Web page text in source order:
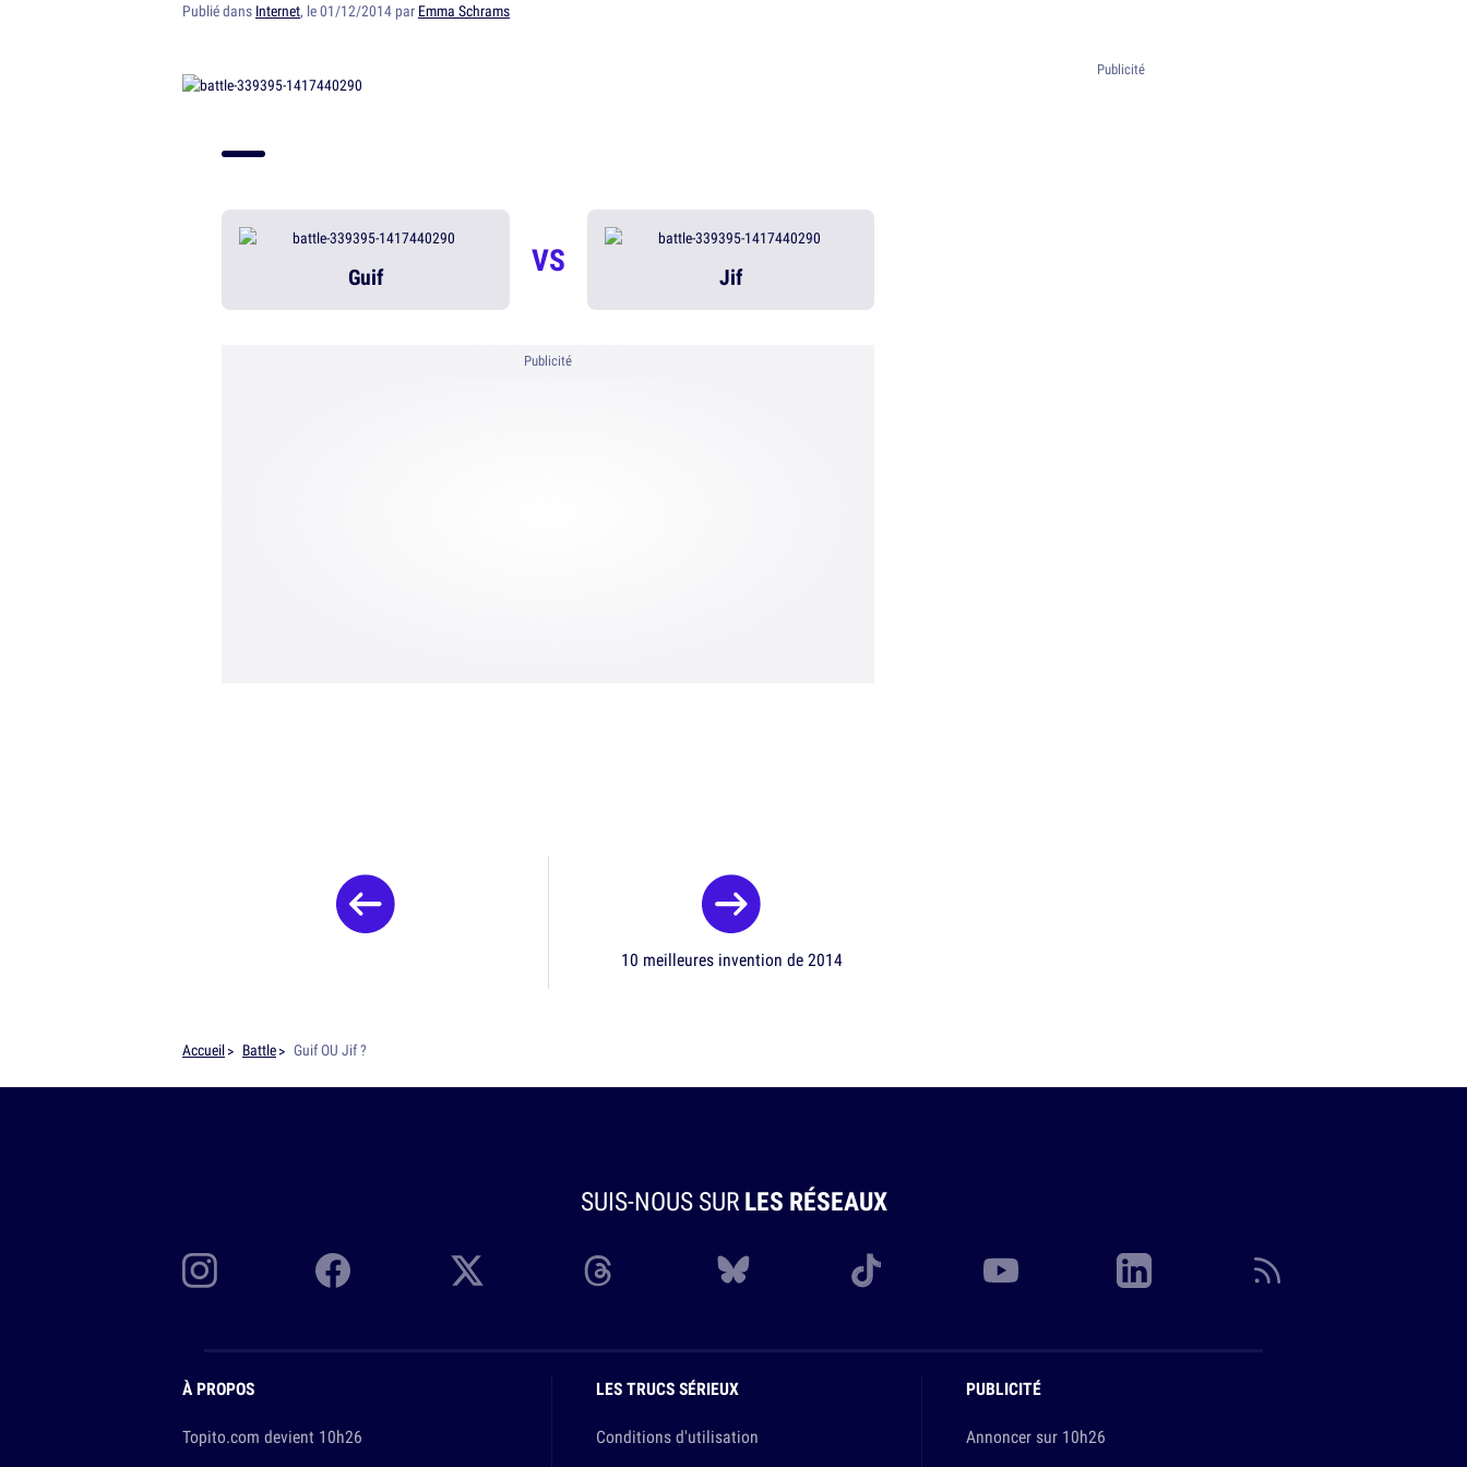
Publié dans Internet, le 01/12/2014 par Emma Schrams
Guif VS Jif
Publicité
10 meilleures invention de 2014
Accueil Battle Guif OU Jif ?
SUIS-NOUS SURLES RÉSEAUX
À PROPOS
Topito.com devient 10h26
LES TRUCS SÉRIEUX
Conditions d'utilisation
PUBLICITÉ
Annoncer sur 10h26